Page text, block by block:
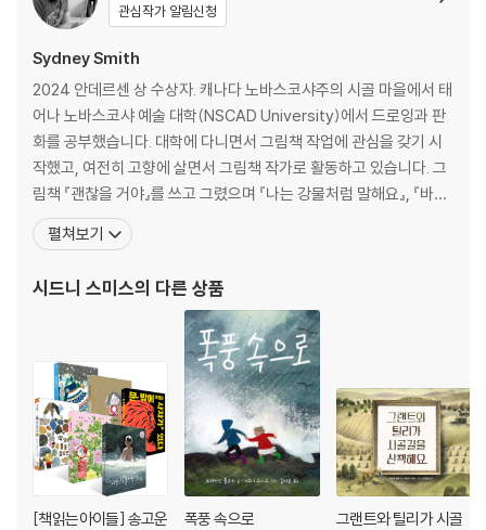
관심작가 알림신청
Sydney Smith
2024 안데르센 상 수상자. 캐나다 노바스코샤주의 시골 마을에서 태
어나 노바스코샤 예술 대학(NSCAD University)에서 드로잉과 판
화를 공부했습니다. 대학에 다니면서 그림책 작업에 관심을 갖기 시
작했고, 여전히 고향에 살면서 그림책 작가로 활동하고 있습니다. 그
림책 『괜찮을 거야』를 쓰고 그렸으며 『나는 강물처럼 말해요』, 『바닷
가 탄광 마을』, 『거리에 핀 꽃』을 비롯한 수많은 어린이책에 그림을
그렸습니다. 『거리에 핀 꽃』은 처음으로 작가의 이름을 세계에 알린
타임스와 퍼블리셔스위클리 올해의 그림책
펼쳐보기
시드니 스미스의 다른 상품
[책읽는아이들] 송고운
폭풍 속으로
그랜트와 틸리가 시골